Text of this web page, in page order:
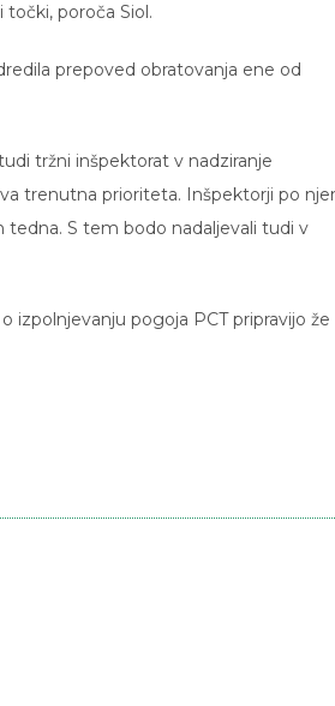
poroča Siol.
prepoved obratovanja ene od
tržni inšpektorat v nadziranje
trenutna prioriteta. Inšpektorji po
tedna. S tem bodo nadaljevali tudi v
izpolnjevanju pogoja PCT pripravijo že